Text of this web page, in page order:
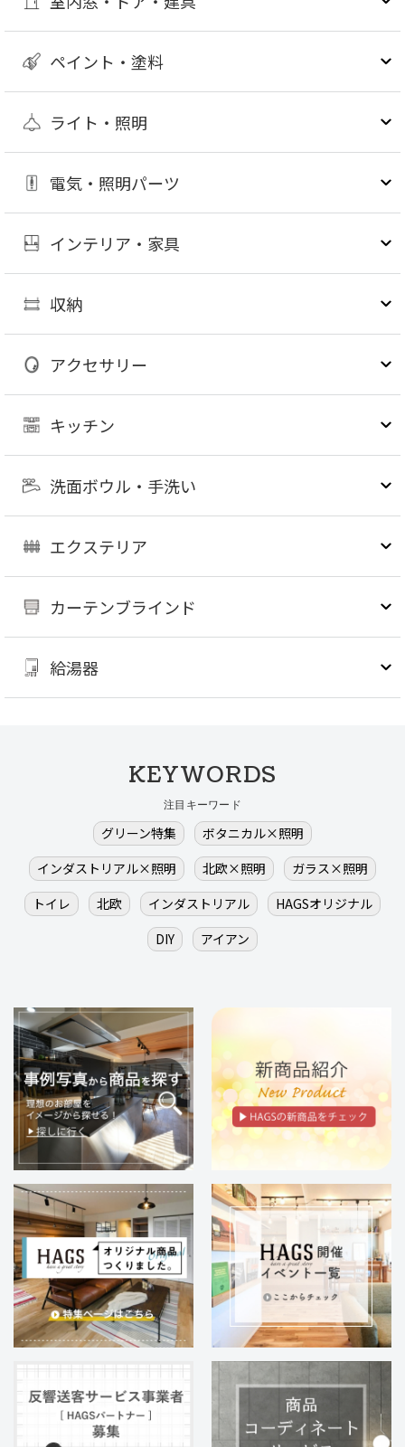
ペイント・塗料
ライト・照明
電気・照明パーツ
インテリア・家具
収納
アクセサリー
キッチン
洗面ボウル・手洗い
エクステリア
カーテンブラインド
給湯器
KEYWORDS
注目キーワード
グリーン特集
ボタニカル×照明
インダストリアル×照明
北欧×照明
ガラス×照明
トイレ
北欧 インダストリアル
HAGSオリジナル
DIY
アイアン